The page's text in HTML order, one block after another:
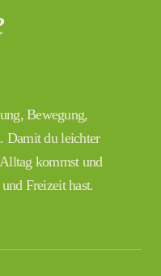
Bewegung,
Damit du leichter
kommst und
Freizeit hast.